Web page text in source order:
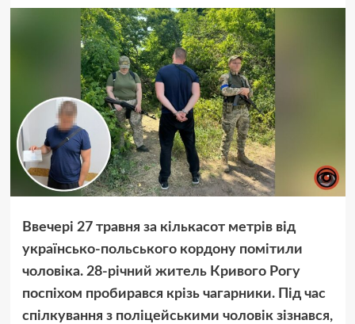
Ввечері 27 травня за кількасот метрів від
українсько-польського кордону помітили
чоловіка. 28-річний житель Кривого Рогу
поспіхом пробирався крізь чагарники. Під час
спілкування з поліцейськими чоловік зізнався,